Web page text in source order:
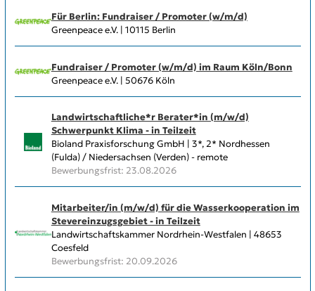
Für Berlin: Fundraiser / Promoter (w/m/d)
Greenpeace e.V. | 10115 Berlin
Fundraiser / Promoter (w/m/d) im Raum Köln/Bonn
Greenpeace e.V. | 50676 Köln
Landwirtschaftliche*r Berater*in (m/w/d)
Schwerpunkt Klima - in Teilzeit
Bioland Praxisforschung GmbH | 3*, 2* Nordhessen
(Fulda) / Niedersachsen (Verden) - remote
Bewerbungsfrist: 23.08.2026
Mitarbeiter/in (m/w/d) für die Wasserkooperation im
Stevereinzugsgebiet - in Teilzeit
Landwirtschaftskammer Nordrhein-Westfalen | 48653
Coesfeld
Bewerbungsfrist: 20.09.2026